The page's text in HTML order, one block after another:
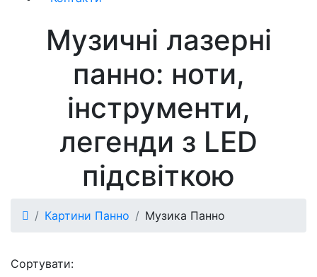
Музичні лазерні
панно: ноти,
інструменти,
легенди з LED
підсвіткою
Картини Панно Музика Панно
Сортувати: